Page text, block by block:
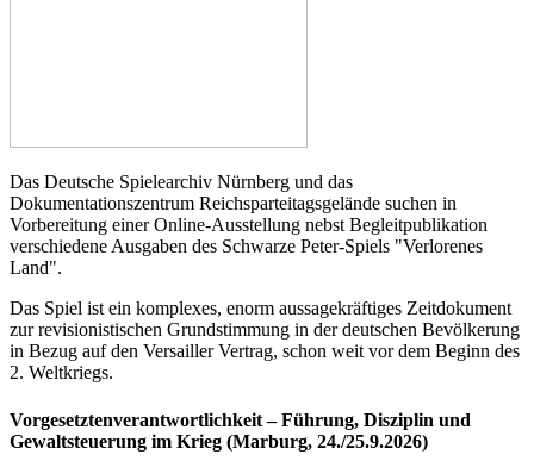
Das Deutsche Spielearchiv Nürnberg und das
Dokumentationszentrum Reichsparteitagsgelände suchen in
Vorbereitung einer Online-Ausstellung nebst Begleitpublikation
verschiedene Ausgaben des Schwarze Peter-Spiels "Verlorenes
Land".
Das Spiel ist ein komplexes, enorm aussagekräftiges Zeitdokument
zur revisionistischen Grundstimmung in der deutschen Bevölkerung
in Bezug auf den Versailler Vertrag, schon weit vor dem Beginn des
2. Weltkriegs.
Vorgesetztenverantwortlichkeit – Führung, Disziplin und
Gewaltsteuerung im Krieg (Marburg, 24./25.9.2026)